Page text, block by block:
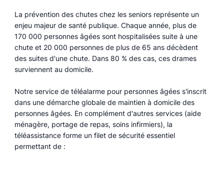
La prévention des chutes chez les seniors représente un
enjeu majeur de santé publique. Chaque année, plus de
170 000 personnes âgées sont hospitalisées suite à une
chute et 20 000 personnes de plus de 65 ans décèdent
des suites d'une chute. Dans 80 % des cas, ces drames
surviennent au domicile.
Notre service de téléalarme pour personnes âgées s'inscrit
dans une démarche globale de maintien à domicile des
personnes âgées. En complément d'autres services (aide
ménagère, portage de repas, soins infirmiers), la
téléassistance forme un filet de sécurité essentiel
permettant de :